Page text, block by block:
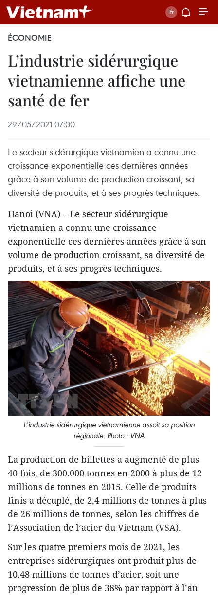
ÉCONOMIE
L’industrie sidérurgique
vietnamienne affiche une
santé de fer
29/05/2021 07:00
Le secteur sidérurgique vietnamien a connu une
croissance exponentielle ces dernières années
grâce à son volume de production croissant, sa
diversité de produits, et à ses progrès techniques.
Hanoi (VNA) – Le secteur sidérurgique
vietnamien a connu une croissance
exponentielle ces dernières années grâce à son
volume de production croissant, sa diversité de
produits, et à ses progrès techniques.
L’industrie sidérurgique vietnamienne assoit sa position
régionale. Photo : VNA
La production de billettes a augmenté de plus
40 fois, de 300.000 tonnes en 2000 à plus de 12
millions de tonnes en 2015. Celle de produits
finis a décuplé, de 2,4 millions de tonnes à plus
de 26 millions de tonnes, selon les chiffres de
l’Association de l’acier du Vietnam (VSA).
Sur les quatre premiers mois de 2021, les
entreprises sidérurgiques ont produit plus de
10,48 millions de tonnes d’acier, soit une
progression de plus de 38% par rapport à l’an